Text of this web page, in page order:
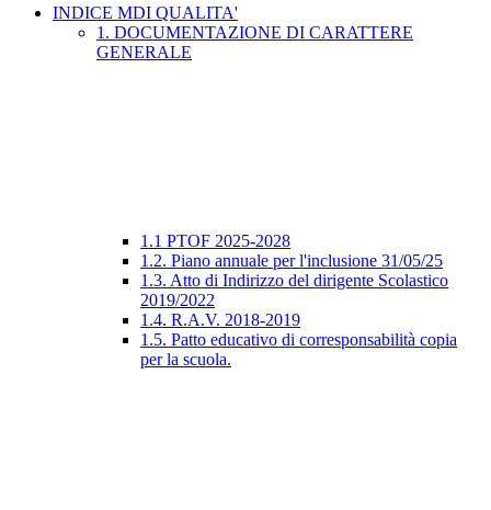
INDICE MDI QUALITA'
1. DOCUMENTAZIONE DI CARATTERE
GENERALE
1.1 PTOF 2025-2028
1.2. Piano annuale per l'inclusione 31/05/25
1.3. Atto di Indirizzo del dirigente Scolastico
2019/2022
1.4. R.A.V. 2018-2019
1.5. Patto educativo di corresponsabilità copia
per la scuola.